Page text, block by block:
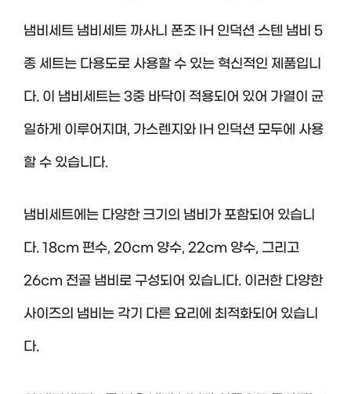
냄비세트 냄비세트 까사니 폰조 IH 인덕션 스텐 냄비 5
종 세트는 다용도로 사용할 수 있는 혁신적인 제품입니
다. 이 냄비세트는 3중 바닥이 적용되어 있어 가열이 균
일하게 이루어지며, 가스렌지와 IH 인덕션 모두에 사용
할 수 있습니다.
냄비세트에는 다양한 크기의 냄비가 포함되어 있습니
다. 18cm 편수, 20cm 양수, 22cm 양수, 그리고
26cm 전골 냄비로 구성되어 있습니다. 이러한 다양한
사이즈의 냄비는 각기 다른 요리에 최적화되어 있습니
다.